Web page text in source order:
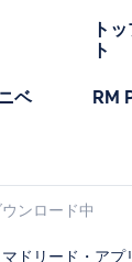
ベ
ト
ト
RM
ウンロード中
ドリード・アプ